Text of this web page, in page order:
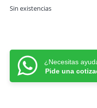
Sin existencias
¿Necesitas
Pide una